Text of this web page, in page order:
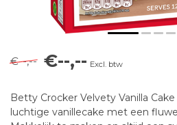
€--,-- €--,-- Excl. btw
Betty Crocker Velvety Vanilla
luchtige vanillecake met een